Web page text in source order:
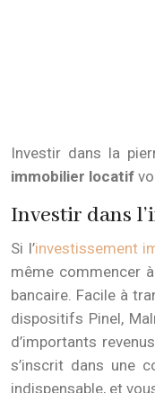
Investir dans la
immobilier locatif
Investir dans
Si l’investissement
même commencer
bancaire. Facile à
dispositifs Pinel,
d’importants
s’inscrit dans une
indispensable, et